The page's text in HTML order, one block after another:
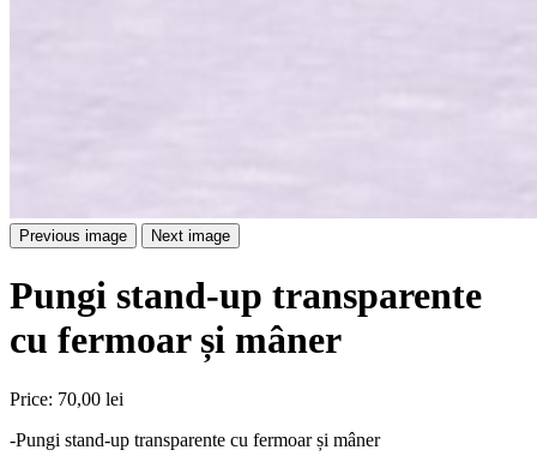
Previous image Next image
Pungi stand-up transparente
cu fermoar și mâner
Price: 70,00 lei
-Pungi stand-up transparente cu fermoar și mâner